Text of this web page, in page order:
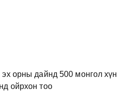
орны дайнд 500 монгол хүн
ойрхон тоо